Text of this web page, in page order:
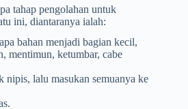
tahap pengolahan untuk
ini, diantaranya ialah:
bahan menjadi bagian kecil,
mentimun, ketumbar, cabe
nipis, lalu masukan semuanya ke